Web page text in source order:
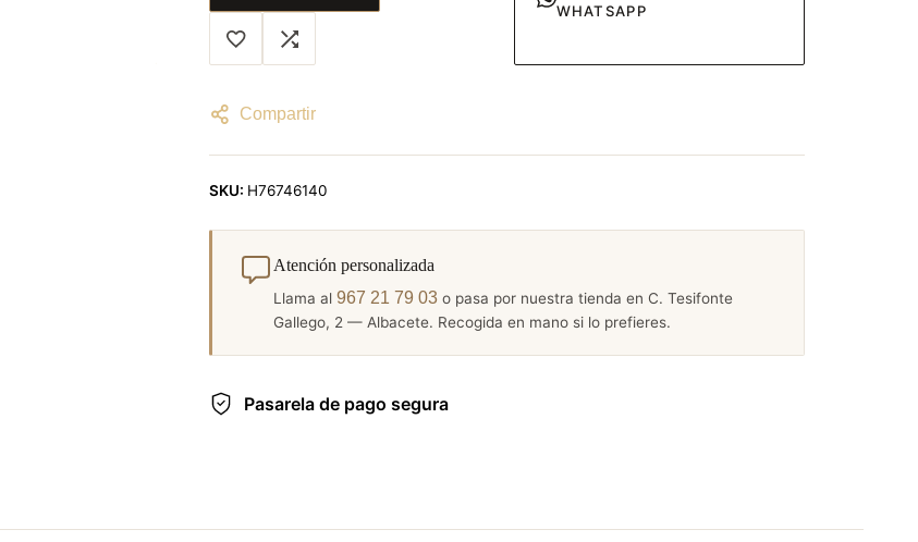
WHATSAPP
Compartir
SKU: H76746140
Atención personalizada
Llama al 967 21 79 03 o pasa por nuestra tienda en C. Tesifonte
Gallego, 2 — Albacete. Recogida en mano si lo prefieres.
Pasarela de pago segura